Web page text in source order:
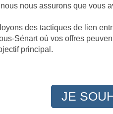
nous assurons que vous
des tactiques de lien
Sénart où vos offres
principal.
JE